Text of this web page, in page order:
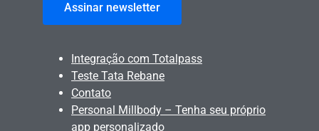
Assinar newsletter
Integração com Totalpass
Teste Tata Rebane
Contato
Personal Millbody – Tenha seu próprio
app personalizado